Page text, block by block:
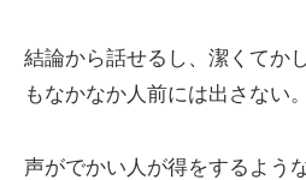
結論から話せるし、潔くてか
もなかなか人前には出さない。
声がでかい人が得をするよう